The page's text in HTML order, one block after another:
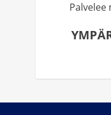
Palvelee